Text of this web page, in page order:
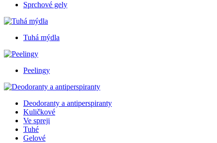
Sprchové gely
Tuhá mýdla
Peelingy
Deodoranty a antiperspiranty
Kuličkové
Ve spreji
Tuhé
Gelové